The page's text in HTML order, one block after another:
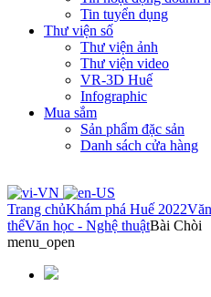
Tin tuyển dụng
Thư viện số
Thư viện ảnh
Thư viện video
VR-3D Huế
Infographic
Mua sắm
Sản phẩm đặc sản
Danh sách cửa hàng
Trang chủKhám phá Huế 2022
thểVăn học - Nghệ thuậtBài Chòi
menu_open